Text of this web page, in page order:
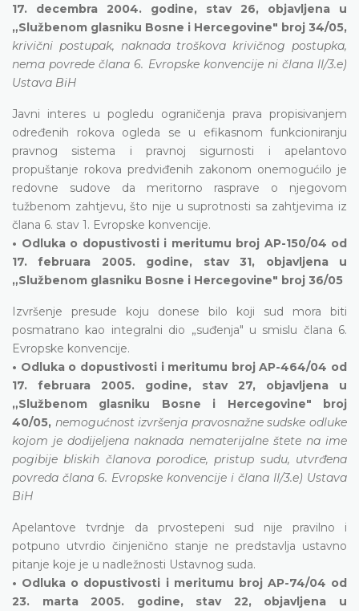
17. decembra 2004. godine, stav 26, objavljena u
„Službenom glasniku Bosne i Hercegovine" broj 34/05,
krivični postupak, naknada troškova krivičnog postupka,
nema povrede člana 6. Evropske konvencije ni člana II/3.e)
Ustava BiH
Javni interes u pogledu ograničenja prava propisivanjem
određenih rokova ogleda se u efikasnom funkcioniranju
pravnog sistema i pravnoj sigurnosti i apelantovo
propuštanje rokova predviđenih zakonom onemogućilo je
redovne sudove da meritorno rasprave o njegovom
tužbenom zahtjevu, što nije u suprotnosti sa zahtjevima iz
člana 6. stav 1. Evropske konvencije.
• Odluka o dopustivosti i meritumu broj AP-150/04 od
17. februara 2005. godine, stav 31, objavljena u
„Službenom glasniku Bosne i Hercegovine" broj 36/05
Izvršenje presude koju donese bilo koji sud mora biti
posmatrano kao integralni dio „suđenja" u smislu člana 6.
Evropske konvencije.
• Odluka o dopustivosti i meritumu broj AP-464/04 od
17. februara 2005. godine, stav 27, objavljena u
„Službenom glasniku Bosne i Hercegovine" broj
40/05, nemogućnost izvršenja pravosnažne sudske odluke
kojom je dodijeljena naknada nematerijalne štete na ime
pogibije bliskih članova porodice, pristup sudu, utvrđena
povreda člana 6. Evropske konvencije i člana II/3.e) Ustava
BiH
Apelantove tvrdnje da prvostepeni sud nije pravilno i
potpuno utvrdio činjenično stanje ne predstavlja ustavno
pitanje koje je u nadležnosti Ustavnog suda.
• Odluka o dopustivosti i meritumu broj AP-74/04 od
23. marta 2005. godine, stav 22, objavljena u